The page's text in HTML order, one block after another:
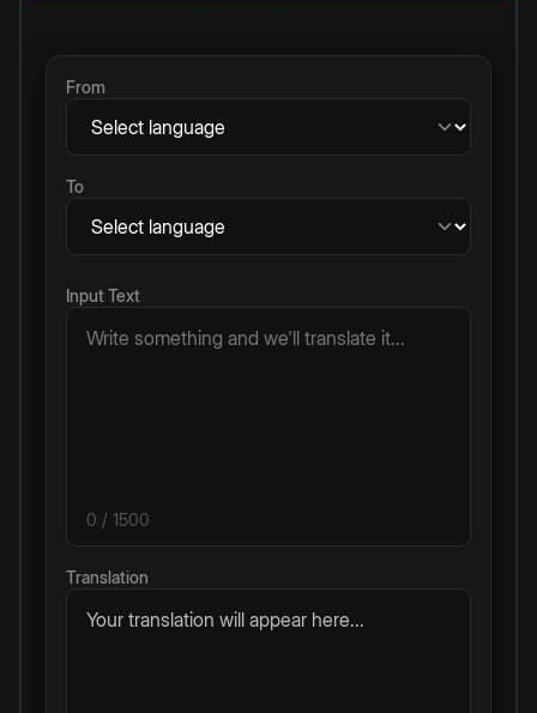
From
To
Input Text
0 / 1500
Translation
Your translation will appear here...